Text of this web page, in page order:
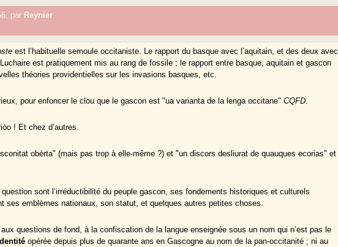
par Reynier
est l’habituelle semoule occitaniste. Le rapport du basque avec l’aquitain, et des deux avec
est pratiquement mis au rang de fossile ; le rapport entre basque, aquitain et gascon
théories providentielles sur les invasions basques, etc.
pour enfoncer le clou que le gascon est "ua varianta de la lenga occitane"CQFD
! Et chez d’autres.
obèrta" (mais pas trop à elle-même ?) et "un discors desliurat de quauques ecorias" et
question sont l’irréductibilité du peuple gascon, ses fondements historiques et culturels
ses emblèmes nationaux, son statut, et quelques autres petites choses.
questions de fond, à la confiscation de la langue enseignée sous un nom qui n’est pas le
opérée depuis plus de quarante ans en Gascogne au nom de la pan-occitanité ; ni au